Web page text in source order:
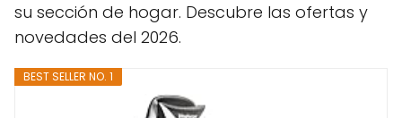
su sección de hogar. Descubre las ofertas y
novedades del 2026.
BEST SELLER NO. 1